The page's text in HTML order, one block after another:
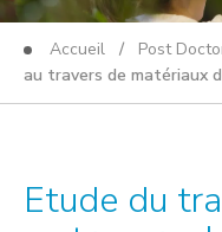
Accueil / Post
au travers de matériaux
Etude du